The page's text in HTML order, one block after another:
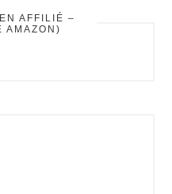
AFFILIÉ –
AMAZON)